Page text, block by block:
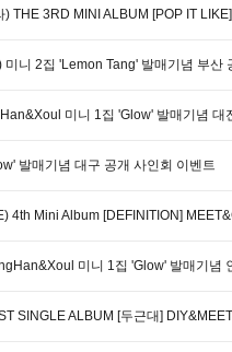
THE 3RD MINI ALBUM [POP IT
니 2집 'Lemon Tang' 발매기념 부산
미니 1집 'Glow' 발매기념 대
발매기념 대구 공개 사인회 이벤트
4th Mini Album [DEFINITION]
미니 1집 'Glow' 발매기념
SINGLE ALBUM [두근대]